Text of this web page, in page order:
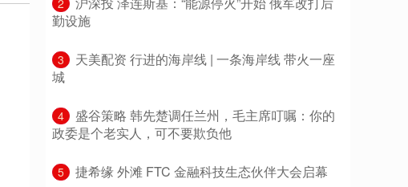
2
勤设施
3
​天美配资 行进的海岸线 | 一条海岸线 带火一座
城
4
​盛谷策略 韩先楚调任兰州，毛主席叮嘱：你的
政委是个老实人，可不要欺负他
5 ​捷希缘 外滩 FTC 金融科技生态伙伴大会启幕